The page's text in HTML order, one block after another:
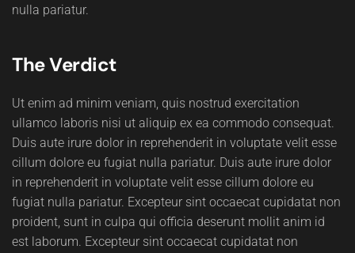
nulla pariatur.
The Verdict
Ut enim ad minim veniam, quis nostrud exercitation
ullamco laboris nisi ut aliquip ex ea commodo consequat.
Duis aute irure dolor in reprehenderit in voluptate velit esse
cillum dolore eu fugiat nulla pariatur. Duis aute irure dolor
in reprehenderit in voluptate velit esse cillum dolore eu
fugiat nulla pariatur. Excepteur sint occaecat cupidatat non
proident, sunt in culpa qui officia deserunt mollit anim id
est laborum. Excepteur sint occaecat cupidatat non